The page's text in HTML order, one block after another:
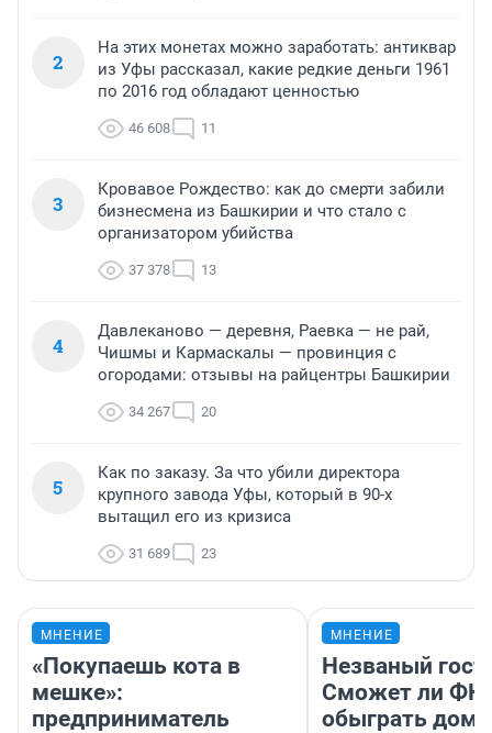
2
На этих монетах можно заработать: антиквар
из Уфы рассказал, какие редкие деньги 1961
по 2016 год обладают ценностью
46 608 11
3
Кровавое Рождество: как до смерти забили
бизнесмена из Башкирии и что стало с
организатором убийства
37 378 13
4
Давлеканово — деревня, Раевка — не рай,
Чишмы и Кармаскалы — провинция с
огородами: отзывы на райцентры Башкирии
34 267 20
5
Как по заказу. За что убили директора
крупного завода Уфы, который в 90-х
вытащил его из кризиса
31 689 23
МНЕНИЕ
«Покупаешь кота в
мешке»:
предприниматель
МНЕНИЕ
Незваный
Сможет ли ФК
обыграть дома